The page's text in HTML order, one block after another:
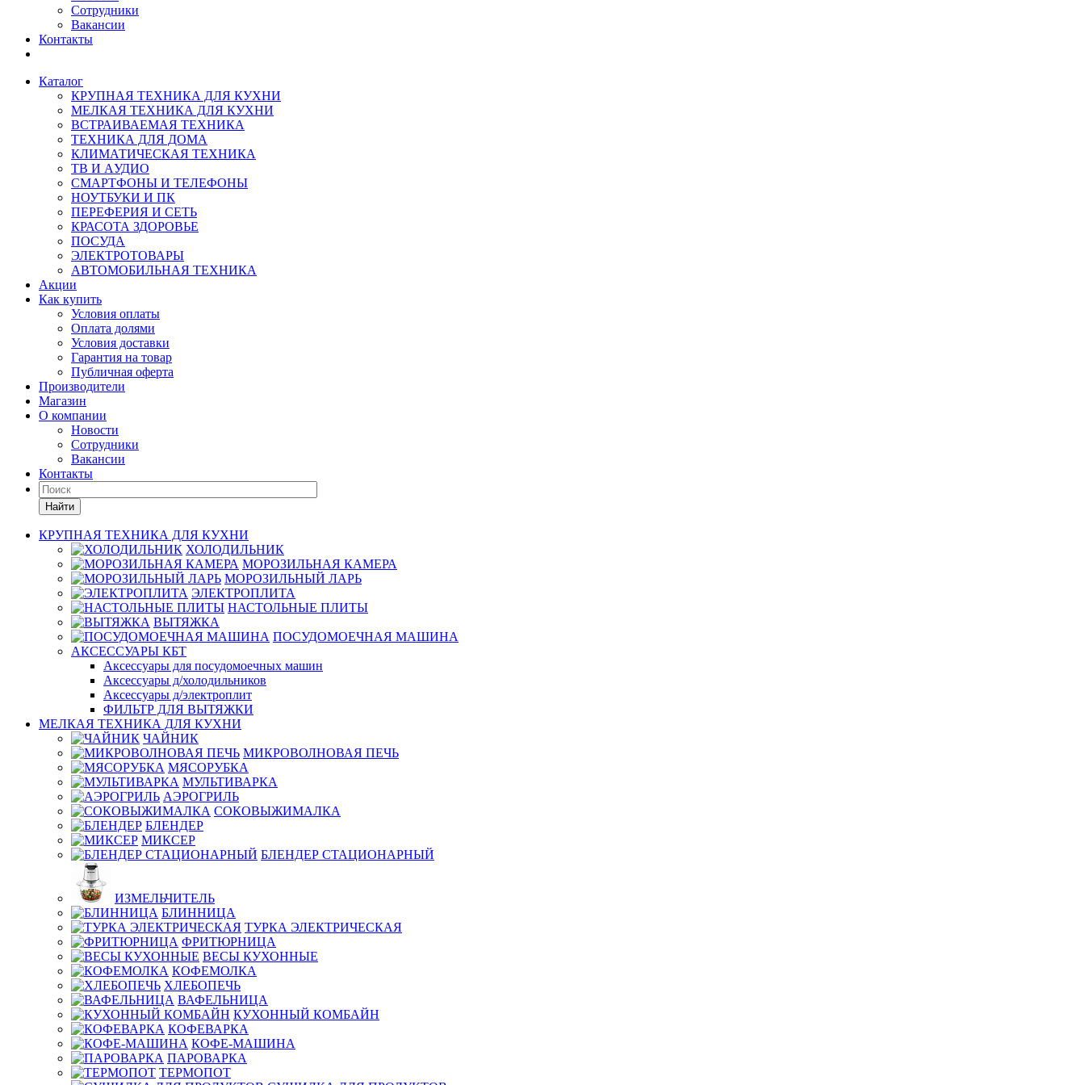
Сотрудники
Вакансии
Контакты
Каталог
КРУПНАЯ ТЕХНИКА ДЛЯ КУХНИ
МЕЛКАЯ ТЕХНИКА ДЛЯ КУХНИ
ВСТРАИВАЕМАЯ ТЕХНИКА
ТЕХНИКА ДЛЯ ДОМА
КЛИМАТИЧЕСКАЯ ТЕХНИКА
ТВ И AУДИО
СМАРТФОНЫ И ТЕЛЕФОНЫ
НОУТБУКИ И ПК
ПЕРЕФЕРИЯ И СЕТЬ
КРАСОТА ЗДОРОВЬЕ
ПОСУДА
ЭЛЕКТРОТОВАРЫ
АВТОМОБИЛЬНАЯ ТЕХНИКА
Акции
Как купить
Условия оплаты
Оплата долями
Условия доставки
Гарантия на товар
Публичная оферта
Производители
Магазин
О компании
Новости
Сотрудники
Вакансии
Контакты
Найти
КРУПНАЯ ТЕХНИКА ДЛЯ КУХНИ
ХОЛОДИЛЬНИК
МОРОЗИЛЬНАЯ КАМЕРА
МОРОЗИЛЬНЫЙ ЛАРЬ
ЭЛЕКТРОПЛИТА
НАСТОЛЬНЫЕ ПЛИТЫ
ВЫТЯЖКА
ПОСУДОМОЕЧНАЯ МАШИНА
АКСЕССУАРЫ КБТ
Аксессуары для посудомоечных машин
Аксессуары д/холодильников
Аксессуары д/электроплит
ФИЛЬТР ДЛЯ ВЫТЯЖКИ
МЕЛКАЯ ТЕХНИКА ДЛЯ КУХНИ
ЧАЙНИК
МИКРОВОЛНОВАЯ ПЕЧЬ
МЯСОРУБКА
МУЛЬТИВАРКА
АЭРОГРИЛЬ
СОКОВЫЖИМАЛКА
БЛЕНДЕР
МИКСЕР
БЛЕНДЕР СТАЦИОНАРНЫЙ
ИЗМЕЛЬЧИТЕЛЬ
БЛИННИЦА
ТУРКА ЭЛЕКТРИЧЕСКАЯ
ФРИТЮРНИЦА
ВЕСЫ КУХОННЫЕ
КОФЕМОЛКА
ХЛЕБОПЕЧЬ
ВАФЕЛЬНИЦА
КУХОННЫЙ КОМБАЙН
КОФЕВАРКА
КОФЕ-МАШИНА
ПАРОВАРКА
ТЕРМОПОТ